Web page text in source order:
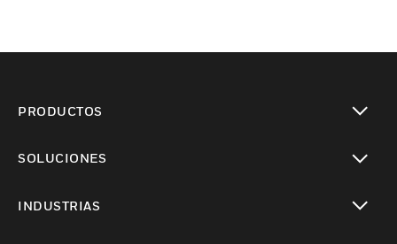
PRODUCTOS
SOLUCIONES
INDUSTRIAS